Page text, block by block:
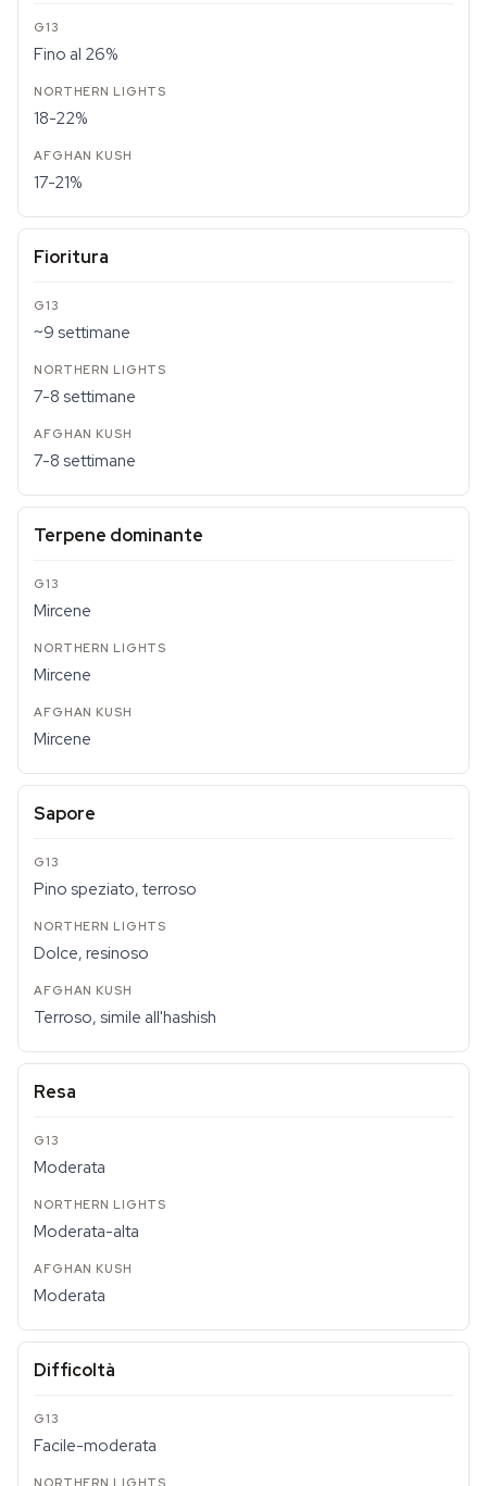
Fino al 26%
18-22%
17-21%
Fioritura
~9 settimane
7-8 settimane
7-8 settimane
Terpene dominante
Mircene
Mircene
Mircene
Sapore
Pino speziato, terroso
Dolce, resinoso
Terroso, simile all'hashish
Resa
Moderata
Moderata-alta
Moderata
Difficoltà
Facile-moderata